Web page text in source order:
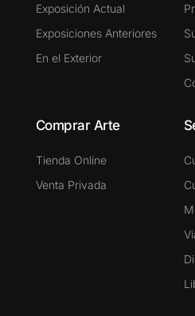
Exposición Actual
Exposiciones Anteriores
En el Exterior
Comprar Arte
Tienda Online
Venta Privada